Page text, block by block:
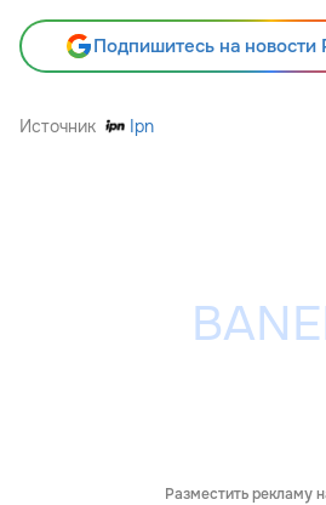
Подпишитесь на новости
Источник Ipn
Разместить рекламу